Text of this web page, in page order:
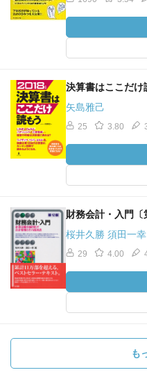
決算書はここだけ
矢島雅己
25 3.80
財務会計・入門〔
桜井久勝 須田一幸
29 4.00
も